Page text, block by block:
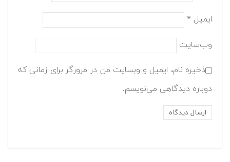
ایمیل *
وب‌سایت
ذخیره نام، ایمیل و وبسایت من در مرورگر برای زمانی که
دوباره دیدگاهی می‌نویسم.